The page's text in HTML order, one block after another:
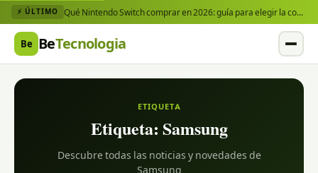
⚡ ÚLTIMO Qué Nintendo Switch comprar en 2026: guía para elegir la consola y los juegos que necesitas
Be BeTecnologia
ETIQUETA
Etiqueta: Samsung
Descubre todas las noticias y novedades de
Samsung